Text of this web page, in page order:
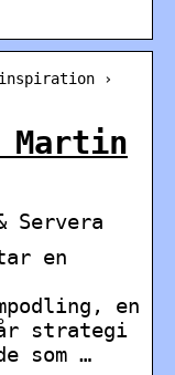
›
Martin
Servera
en
en
strategi
som …